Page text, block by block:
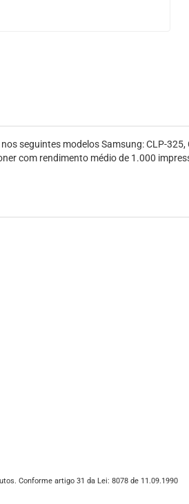
seguintes modelos Samsung: CLP-
com rendimento médio de 1.000
Conforme artigo 31 da Lei: 8078 de 11.09.1990